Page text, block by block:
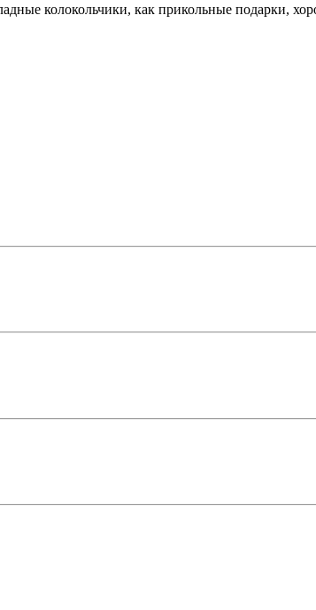
колокольчики, как прикольные подарки,